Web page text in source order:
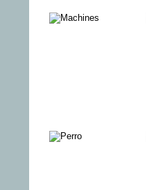
Loriot -
Weihnachten
Happily
Divorced - Die